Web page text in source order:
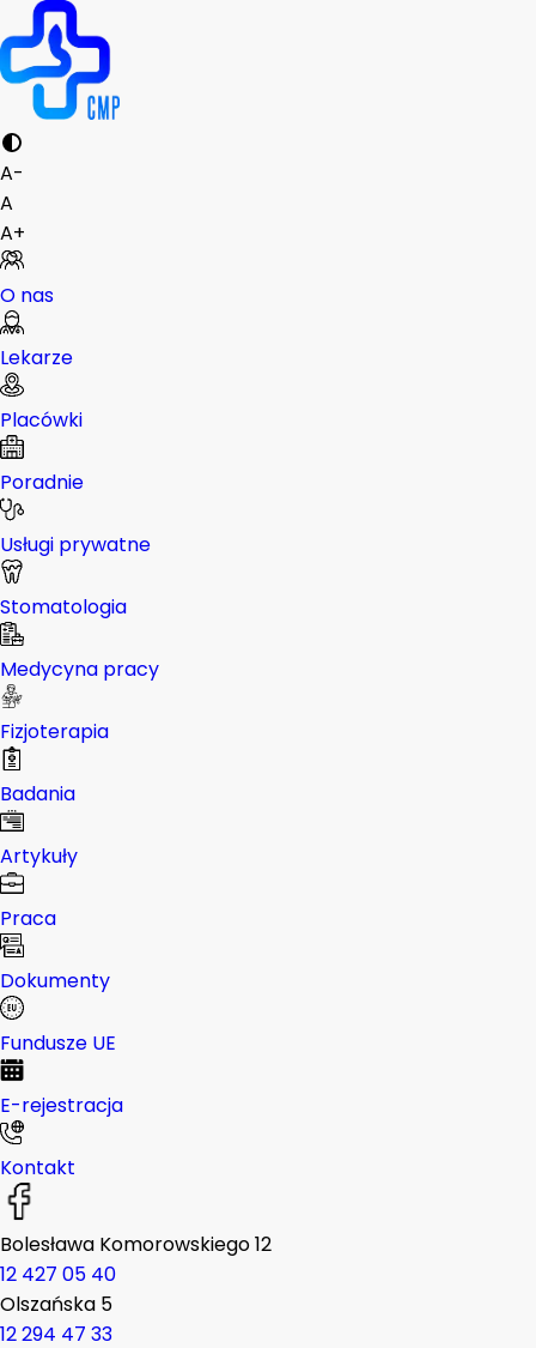
A-
A
A+
O nas
Lekarze
Placówki
Poradnie
Usługi prywatne
Stomatologia
Medycyna pracy
Fizjoterapia
Badania
Artykuły
Praca
Dokumenty
Fundusze UE
E-rejestracja
Kontakt
Bolesława Komorowskiego 12
12 427 05 40
Olszańska 5
12 294 47 33